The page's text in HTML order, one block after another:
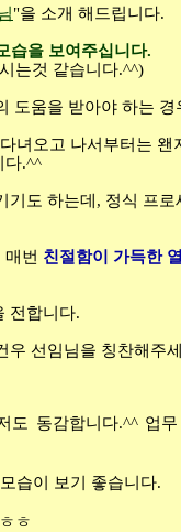
"을 소개 해드립니다.
습을 보여주십니다.
는것 같습니다.^^)
도움을 받아야 하는 경
녀오고 나서부터는 왠
다.^^
기도 하는데 , 정식 프로
번 친절함이 가득한
전합니다.
우 선임님을 칭찬해주
도 동감합니다.^^ 업
습이 보기 좋습니다.
ㅎㅎ